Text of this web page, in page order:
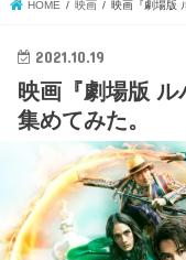
HOME 映画 映画『劇場版
2021.10.19
映画『劇場版
集めてみた。